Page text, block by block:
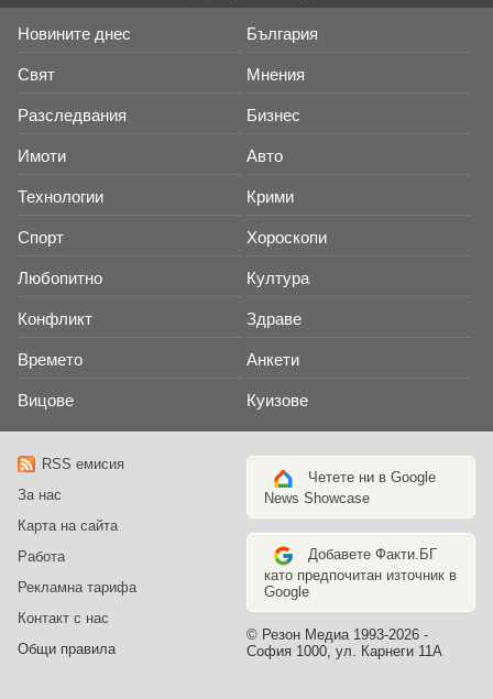
Новините днес България
Свят Мнения
Разследвания Бизнес
Имоти Авто
Технологии Крими
Спорт Хороскопи
Любопитно Култура
Конфликт Здраве
Времето Анкети
Вицове Куизове
RSS емисия
За нас
Карта на сайта
Работа
Рекламна тарифа
Контакт с нас
Общи правила
Четете ни в Google
News Showcase
Добавете Факти.БГ
като предпочитан източник в
Google
© Резон Медиа 1993-2026 -
София 1000, ул. Карнеги 11А